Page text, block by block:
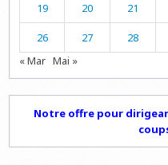
19 20 21
26 27 28
« Mar Mai »
Notre offre pour